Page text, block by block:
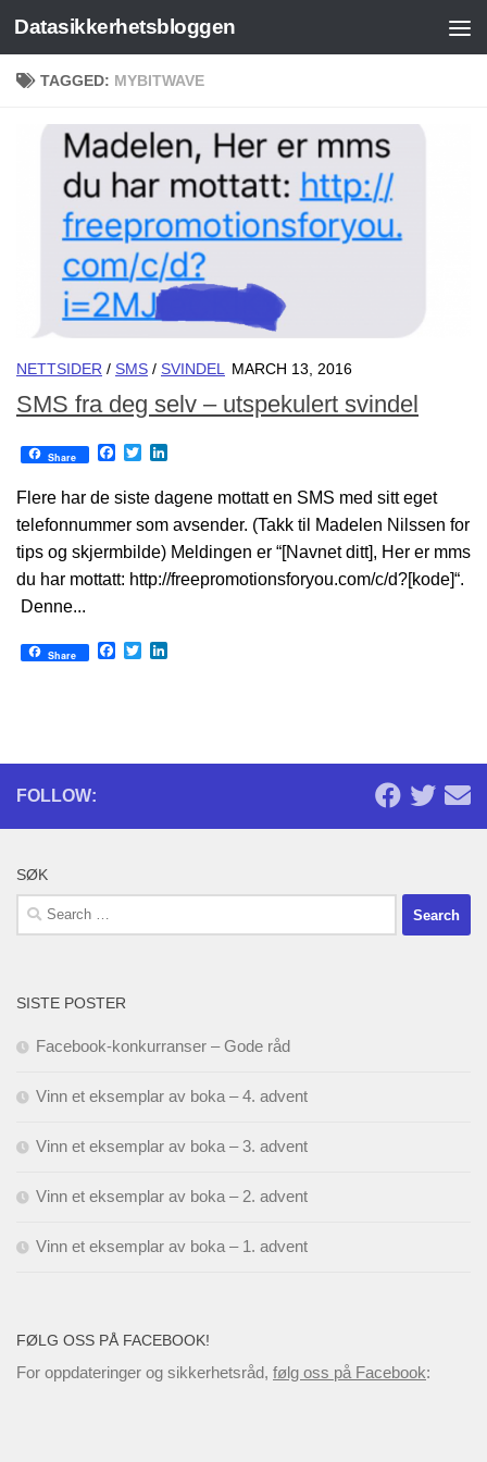
Skip to content
Datasikkerhetsbloggen
TAGGED: MYBITWAVE
NETTSIDER / SMS / SVINDEL MARCH 13, 2016
SMS fra deg selv – utspekulert svindel
Share Facebook
Twitter
Flere har de siste dagene mottatt en SMS med sitt eget
telefonnummer som avsender. (Takk til Madelen Nilssen for
tips og skjermbilde) Meldingen er “[Navnet ditt], Her er mms
du har mottatt: http://freepromotionsforyou.com/c/d?[kode]“.
Denne...
Share Facebook
Twitter
FOLLOW:
SØK
Search
for:
SISTE POSTER
Facebook-konkurranser – Gode råd
Vinn et eksemplar av boka – 4. advent
Vinn et eksemplar av boka – 3. advent
Vinn et eksemplar av boka – 2. advent
Vinn et eksemplar av boka – 1. advent
FØLG OSS PÅ FACEBOOK!
For oppdateringer og sikkerhetsråd, følg oss på Facebook: